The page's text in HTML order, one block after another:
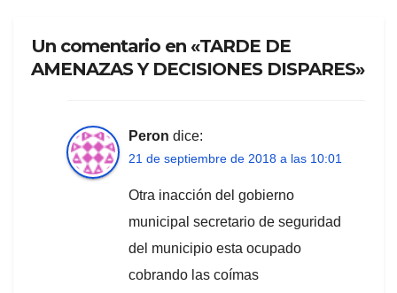
Un comentario en «TARDE DE
AMENAZAS Y DECISIONES DISPARES»
Peron dice:
21 de septiembre de 2018 a las 10:01
Otra inacción del gobierno
municipal secretario de seguridad
del municipio esta ocupado
cobrando las coímas